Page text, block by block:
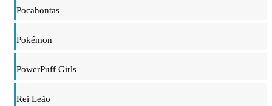
Pocahontas
Pokémon
PowerPuff Girls
Rei Leão